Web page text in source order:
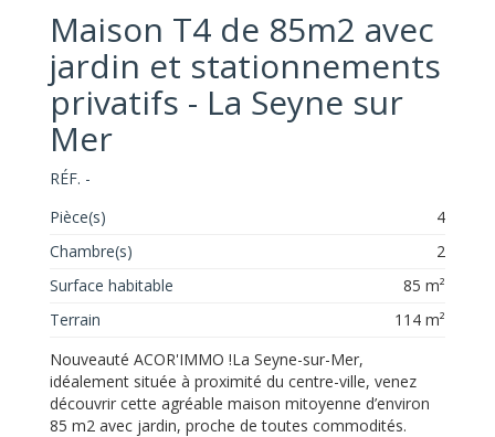
Maison T4 de 85m2 avec
jardin et stationnements
privatifs - La Seyne sur
Mer
RÉF. -
Pièce(s)
4
Chambre(s)
2
Surface habitable
85 m²
Terrain
114 m²
Nouveauté ACOR'IMMO !La Seyne-sur-Mer,
idéalement située à proximité du centre-ville, venez
découvrir cette agréable maison mitoyenne d’environ
85 m2 avec jardin, proche de toutes commodités.